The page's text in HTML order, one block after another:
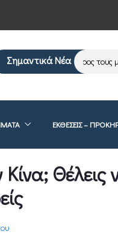
Σημαντικά Νέα
ενημέρωση προς τους
ΕΚΘΕΣΕΙΣ –
Θέλεις